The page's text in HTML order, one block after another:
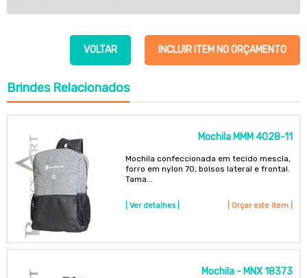
INCLUIR ITEM NO ORÇAMENTO
VOLTAR
BrindesRelacionados
Mochila MMM 4028-11
Mochila confeccionada em tecido mescla,
forro em nylon 70, bolsos lateral e frontal.
Tama...
| Ver detalhes | | Orçar este item |
Mochila - MNX 18373